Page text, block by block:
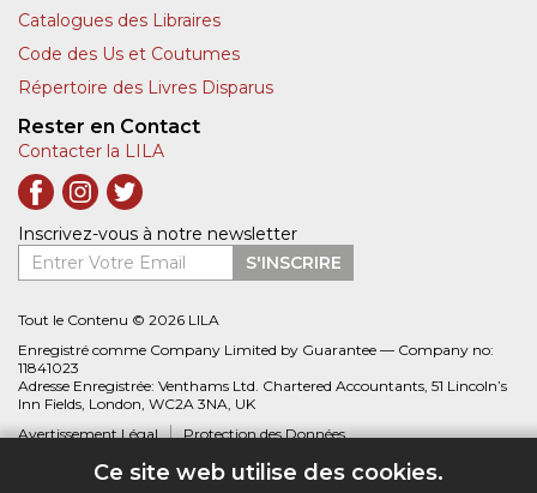
Ce site web utilise des cookies.
Catalogues des Libraires
Code des Us et Coutumes
Répertoire des Livres Disparus
Rester en Contact
Contacter la LILA
Inscrivez-vous à notre newsletter
Entrer Votre Email
S'INSCRIRE
Tout le Contenu © 2026 LILA
Enregistré comme Company Limited by Guarantee — Company no:
11841023
Adresse Enregistrée: Venthams Ltd. Chartered Accountants, 51 Lincoln’s
Inn Fields, London, WC2A 3NA, UK
Avertissement Légal
Protection des Données